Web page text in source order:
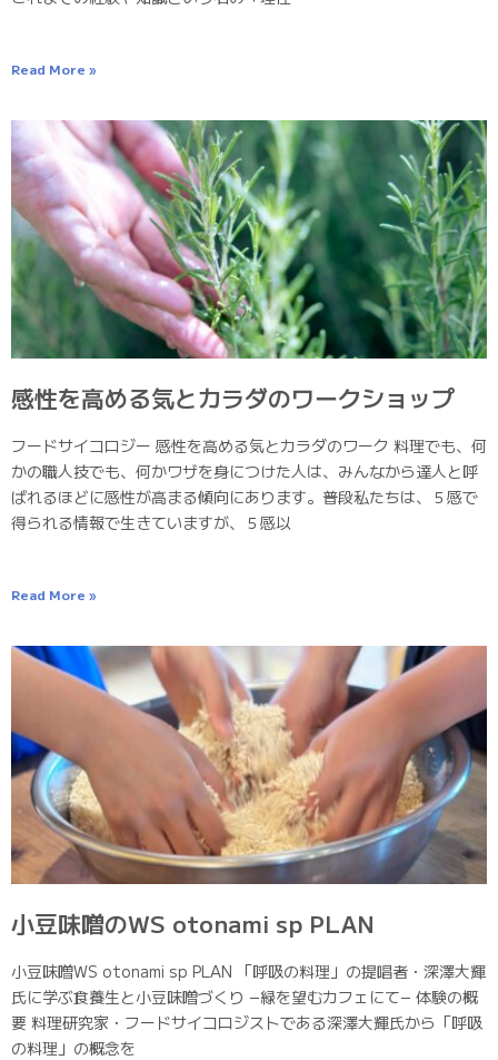
Read More »
感性を高める気とカラダのワークショップ
フードサイコロジー 感性を高める気とカラダのワーク 料理でも、何
かの職人技でも、何かワザを身につけた人は、みんなから達人と呼
ばれるほどに感性が高まる傾向にあります。普段私たちは、５感で
得られる情報で生きていますが、５感以
Read More »
小豆味噌のWS otonami sp PLAN
小豆味噌WS otonami sp PLAN 「呼吸の料理」の提唱者・深澤大輝
氏に学ぶ食養生と小豆味噌づくり −緑を望むカフェにて− 体験の概
要 料理研究家・フードサイコロジストである深澤大輝氏から「呼吸
の料理」の概念を